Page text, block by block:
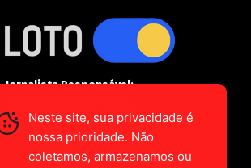
Jornalista Responsável:
Profissional MTE 2589/CE
Neste site, sua privacidade é
nossa prioridade. Não
coletamos, armazenamos ou